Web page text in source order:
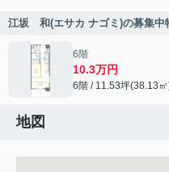
江坂 和(エサカ ナゴミ)の募集中
6階
10.3万円
6階 / 11.53坪(38.13
地図